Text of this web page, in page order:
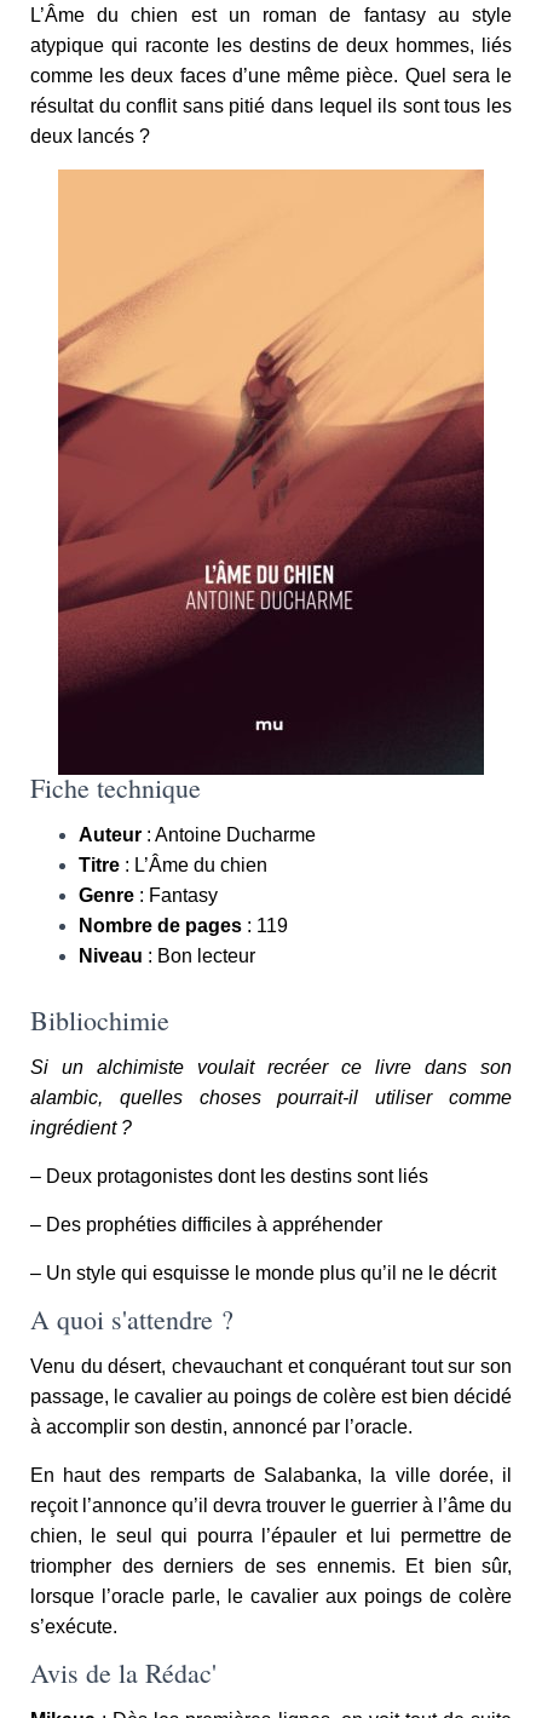
L’Âme du chien est un roman de fantasy au style
atypique qui raconte les destins de deux hommes, liés
comme les deux faces d’une même pièce. Quel sera le
résultat du conflit sans pitié dans lequel ils sont tous les
deux lancés ?
Fiche technique
Auteur : Antoine Ducharme
Titre : L’Âme du chien
Genre : Fantasy
Nombre de pages : 119
Niveau : Bon lecteur
Bibliochimie
Si un alchimiste voulait recréer ce livre dans son
alambic, quelles choses pourrait-il utiliser comme
ingrédient ?
– Deux protagonistes dont les destins sont liés
– Des prophéties difficiles à appréhender
– Un style qui esquisse le monde plus qu’il ne le décrit
A quoi s'attendre ?
Venu du désert, chevauchant et conquérant tout sur son
passage, le cavalier au poings de colère est bien décidé
à accomplir son destin, annoncé par l’oracle.
En haut des remparts de Salabanka, la ville dorée, il
reçoit l’annonce qu’il devra trouver le guerrier à l’âme du
chien, le seul qui pourra l’épauler et lui permettre de
triompher des derniers de ses ennemis. Et bien sûr,
lorsque l’oracle parle, le cavalier aux poings de colère
s’exécute.
Avis de la Rédac'